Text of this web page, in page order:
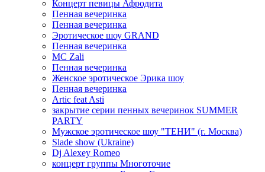
Концерт певицы Афродита
Пенная вечеринка
Пенная вечеринка
Эротическое шоу GRAND
Пенная вечеринка
MC Zali
Пенная вечеринка
Женское эротическое Эрика шоу
Пенная вечеринка
Artic feat Asti
закрытие серии пенных вечеринок SUMMER
PARTY
Мужское эротическое шоу "ТЕНИ" (г. Москва)
Slade show (Ukraine)
Dj Alexey Romeo
концерт группы Многоточие